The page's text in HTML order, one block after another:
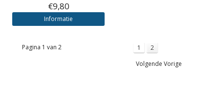
€9,80
Informatie
Pagina 1 van 2 1
2
Volgende Vorige